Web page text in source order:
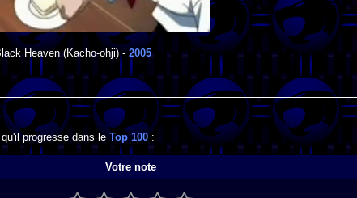
Heaven(Kacho-ohji) -2005
progresse dans leTop 100:
Votre note